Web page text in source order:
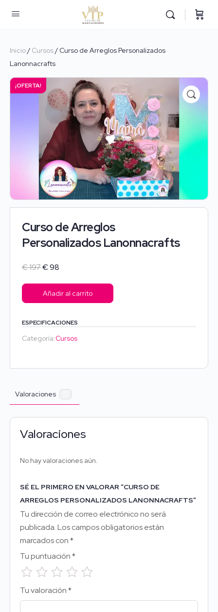
Inicio/ Cursos/ Curso de Arreglos Personalizados
Lanonnacrafts
¡OFERTA!
Curso de Arreglos
Personalizados Lanonnacrafts
€197El
original
era:
€ 197.
€98
actual
es:
€ 98.
Añadir al carrito
ESPECIFICACIONES
Categoría:Cursos
Valoraciones
Valoraciones
No hay valoraciones aún.
SÉ EL PRIMERO EN VALORAR “CURSO DE
ARREGLOS PERSONALIZADOS LANONNACRAFTS”
Tu dirección de correo electrónico no será
publicada.Los campos obligatorios están
marcados con*
Tu puntuación*
Tu valoración*